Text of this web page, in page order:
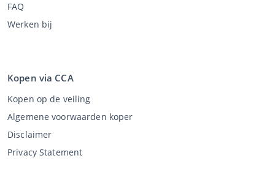
FAQ
Werken bij
Kopen via CCA
Kopen op de veiling
Algemene voorwaarden koper
Disclaimer
Privacy Statement